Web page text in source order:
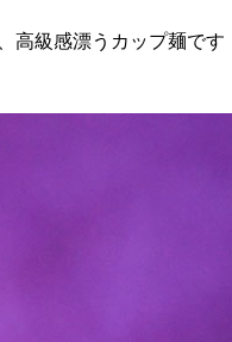
高級感漂うカップ麺です